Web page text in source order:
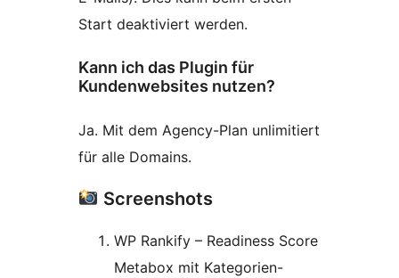
Start deaktiviert werden.
Kann ich das Plugin für
Kundenwebsites nutzen?
Ja. Mit dem Agency-Plan unlimitiert
für alle Domains.
Screenshots
WP Rankify – Readiness Score
Metabox mit Kategorien-